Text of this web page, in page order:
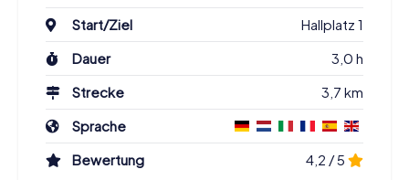
Start/Ziel
Hallplatz 1
Dauer
3,0 h
Strecke
3,7 km
Sprache
Bewertung
4,2 / 5